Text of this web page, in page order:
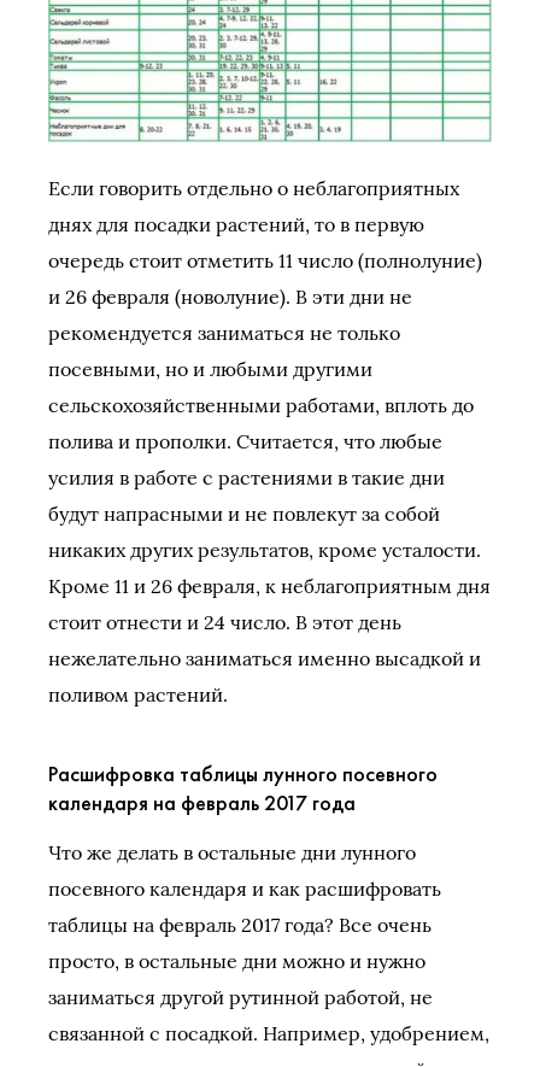
Если говорить отдельно о неблагоприятных
днях для посадки растений, то в первую
очередь стоит отметить 11 число (полнолуние)
и 26 февраля (новолуние). В эти дни не
рекомендуется заниматься не только
посевными, но и любыми другими
сельскохозяйственными работами, вплоть до
полива и прополки. Считается, что любые
усилия в работе с растениями в такие дни
будут напрасными и не повлекут за собой
никаких других результатов, кроме усталости.
Кроме 11 и 26 февраля, к неблагоприятным дня
стоит отнести и 24 число. В этот день
нежелательно заниматься именно высадкой и
поливом растений.
Расшифровка таблицы лунного посевного
календаря на февраль 2017 года
Что же делать в остальные дни лунного
посевного календаря и как расшифровать
таблицы на февраль 2017 года? Все очень
просто, в остальные дни можно и нужно
заниматься другой рутинной работой, не
связанной с посадкой. Например, удобрением,